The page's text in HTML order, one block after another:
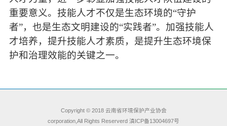
重要意义。技能人才不仅是生态环境的“守护
者”，也是生态文明建设的“实践者”。加强技能人
才培养，提升技能人才素质，是提升生态环境保
护和治理效能的关键之一。
Copyright © 2018 云南省环境保护产业协会
corporation,All Rights Reserverd 滇ICP备13004697号